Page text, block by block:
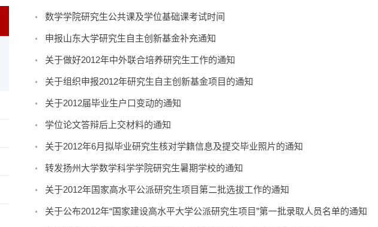
数学学院研究生公共课及学位基础课考试时间
申报山东大学研究生自主创新基金补充通知
关于做好2012年中外联合培养研究生工作的通知
关于组织申报2012年研究生自主创新基金项目的通知
关于2012届毕业生户口变动的通知
学位论文答辩后上交材料的通知
关于2012年6月拟毕业研究生核对学籍信息及提交毕业照片的通知
转发扬州大学数学科学学院研究生暑期学校的通知
关于2012年国家高水平公派研究生项目第二批选拔工作的通知
关于公布2012年“国家建设高水平大学公派研究生项目”第一批录取人员名单的通知